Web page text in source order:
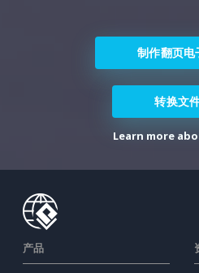
制作翻页电
转换文
Learn more
产品